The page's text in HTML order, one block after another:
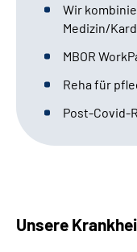
Wir
Medizin/
MBOR
Reha für
Post-Covid-
Unsere